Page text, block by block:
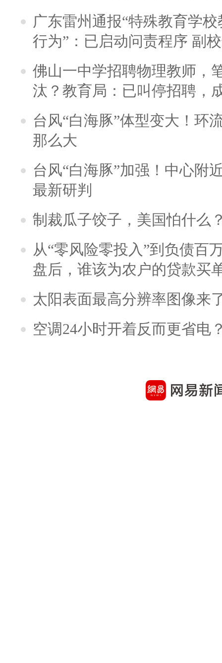
广东雷州通报“特殊教育学
行为”：已启动问责程序 副
佛山一中学招聘物理教师，
汰？教育局：已叫停招聘，
台风“白海豚”体型变大！环
那么大
台风“白海豚”加强！中心附
最新研判
制裁瓜子饺子，美国怕什么
从“零风险零投入”到负债百
盘后，谁该为农户的贷款买
太阳表面最高分辨率图像来
空调24小时开着反而更省电